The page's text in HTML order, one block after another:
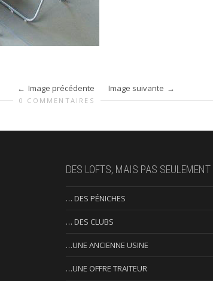
Image précédente Image suivante
0 COMMENTAIRES
DES LOFTS, MAIS PAS SEULEMENT …
… DES PÉNICHES
… DES CLUBS
…UNE ANCIENNE USINE
…UNE OFFRE TRAITEUR